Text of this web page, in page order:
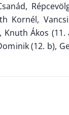
Kornél,
Ákos
(12. b),